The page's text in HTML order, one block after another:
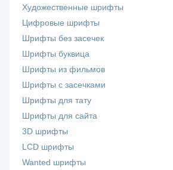
Художественные шрифты
Цифровые шрифты
Шрифты без засечек
Шрифты буквица
Шрифты из фильмов
Шрифты с засечками
Шрифты для тату
Шрифты для сайта
3D шрифты
LCD шрифты
Wanted шрифты